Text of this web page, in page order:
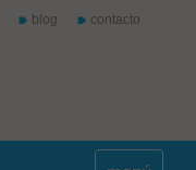
blog contacto